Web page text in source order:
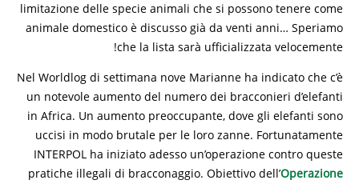
limitazione delle specie animali che si possono tenere come
animale domestico è discusso già da venti anni… Speriamo
che la lista sarà ufficializzata velocemente!
Nel Worldlog di settimana nove Marianne ha indicato che c’è
un notevole aumento del numero dei bracconieri d’elefanti
in Africa. Un aumento preoccupante, dove gli elefanti sono
uccisi in modo brutale per le loro zanne. Fortunatamente
INTERPOL ha iniziato adesso un’operazione contro queste
pratiche illegali di bracconaggio. Obiettivo dell’Operazione